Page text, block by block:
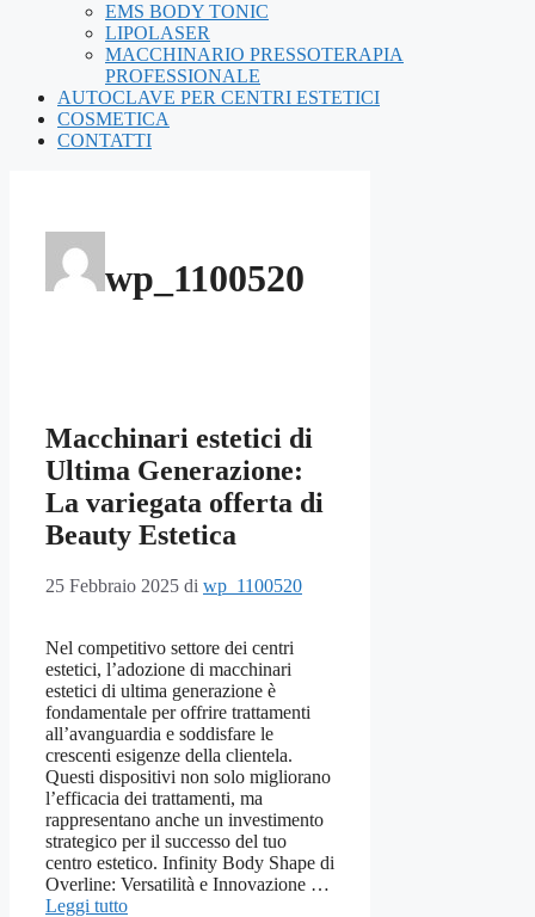
EMS BODY TONIC
LIPOLASER
MACCHINARIO PRESSOTERAPIA
PROFESSIONALE
AUTOCLAVE PER CENTRI ESTETICI
COSMETICA
CONTATTI
wp_1100520
Macchinari estetici di
Ultima Generazione:
La variegata offerta di
Beauty Estetica
25 Febbraio 2025 di wp_1100520
Nel competitivo settore dei centri
estetici, l’adozione di macchinari
estetici di ultima generazione è
fondamentale per offrire trattamenti
all’avanguardia e soddisfare le
crescenti esigenze della clientela.
Questi dispositivi non solo migliorano
l’efficacia dei trattamenti, ma
rappresentano anche un investimento
strategico per il successo del tuo
centro estetico. Infinity Body Shape di
Overline: Versatilità e Innovazione …
Leggi tutto